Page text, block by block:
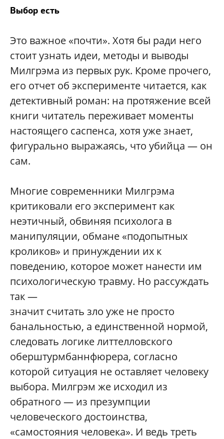
Выбор есть
Это важное «почти». Хотя бы ради него
стоит узнать идеи, методы и выводы
Милгрэма из первых рук. Кроме прочего,
его отчет об эксперименте читается, как
детективный роман: на протяжение всей
книги читатель переживает моменты
настоящего саспенса, хотя уже знает,
фигурально выражаясь, что убийца — он
сам.
Многие современники Милгрэма
критиковали его эксперимент как
неэтичный, обвиняя психолога в
манипуляции, обмане «подопытных
кроликов» и принуждении их к
поведению, которое может нанести им
психологическую травму. Но рассуждать
так —
значит считать зло уже не просто
банальностью, а единственной нормой,
следовать логике литтелловского
оберштурмбаннфюрера, согласно
которой ситуация не оставляет человеку
выбора. Милгрэм же исходил из
обратного — из презумпции
человеческого достоинства,
«самостояния человека». И ведь треть